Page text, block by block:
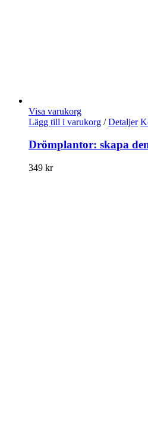
Visa varukorg
Lägg till i varukorg / Detaljer
Drömplantor: skapa
349 kr